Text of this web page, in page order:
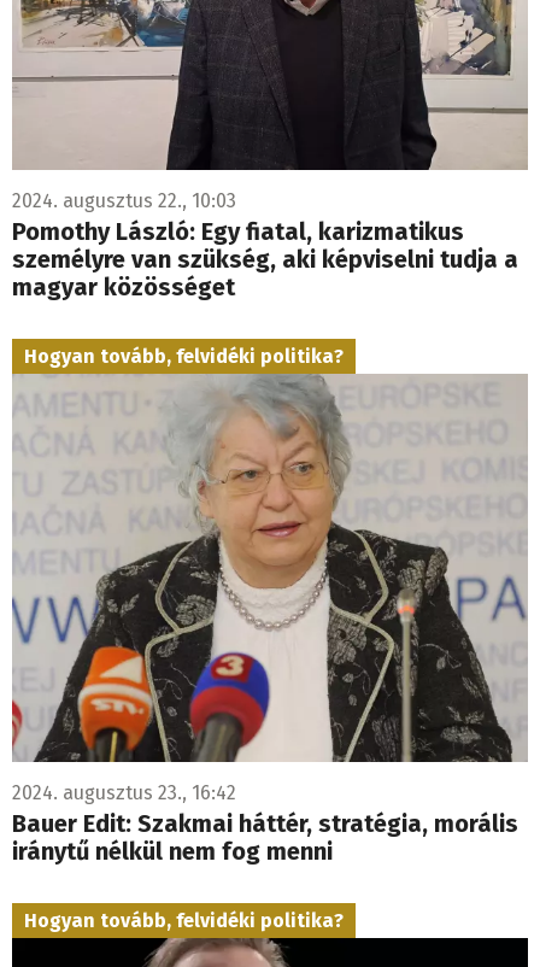
2024. augusztus 22., 10:03
Pomothy László: Egy fiatal, karizmatikus
személyre van szükség, aki képviselni tudja a
magyar közösséget
Hogyan tovább, felvidéki politika?
2024. augusztus 23., 16:42
Bauer Edit: Szakmai háttér, stratégia, morális
iránytű nélkül nem fog menni
Hogyan tovább, felvidéki politika?